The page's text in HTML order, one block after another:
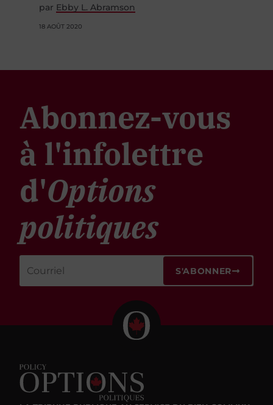
par Ebby L. Abramson
18 AOÛT 2020
Abonnez-vous
à l'infolettre
d'Options
politiques
S'ABONNER